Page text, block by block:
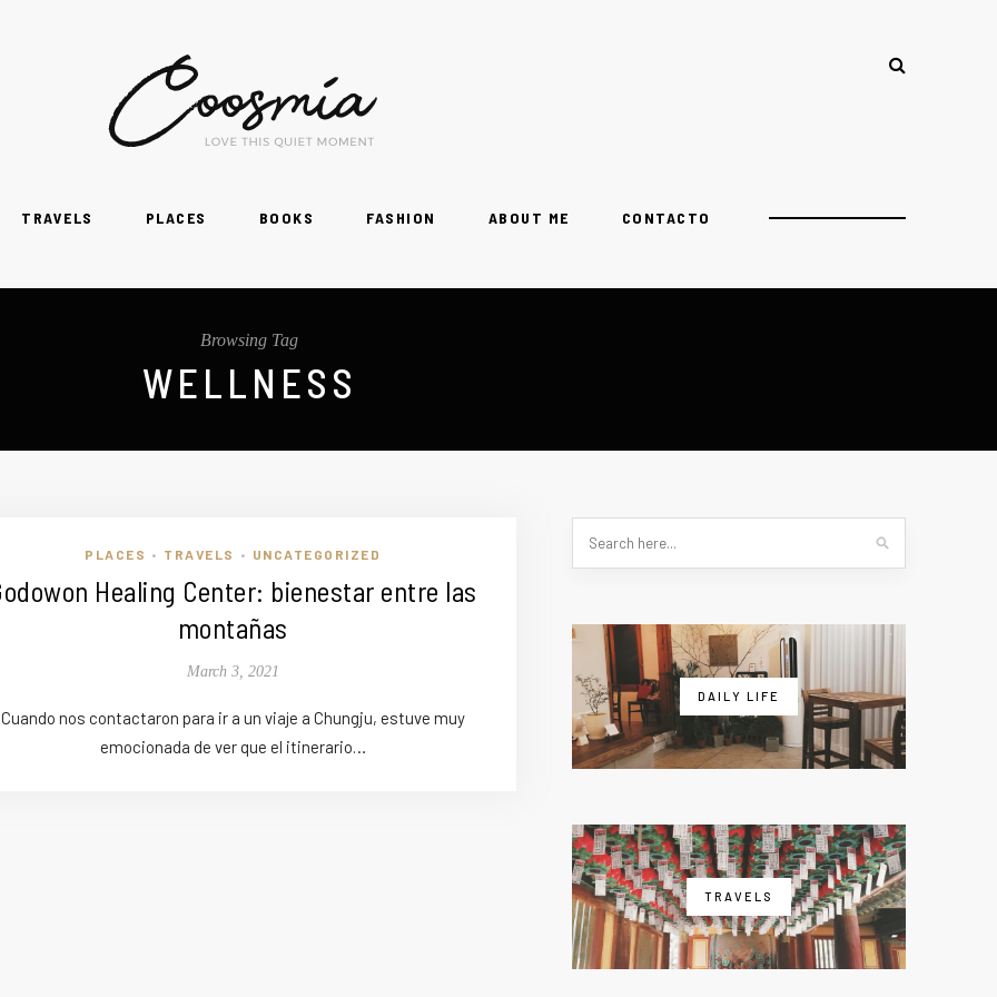
TRAVELS PLACES BOOKS FASHION ABOUT ME CONTACTO
Browsing Tag
WELLNESS
PLACES • TRAVELS • UNCATEGORIZED
Healing Center: bienestar entre las
montañas
March 3, 2021
Cuando nos contactaron para ir a un viaje a Chungju, estuve muy
emocionada de ver que el itinerario…
DAILY LIFE
TRAVELS